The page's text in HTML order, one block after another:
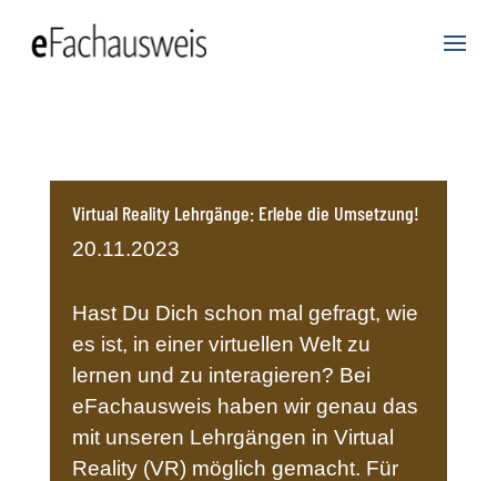
Virtual Reality Lehrgänge: Erlebe die Umsetzung!
20.11.2023
Hast Du Dich schon mal gefragt, wie
es ist, in einer virtuellen Welt zu
lernen und zu interagieren? Bei
eFachausweis haben wir genau das
mit unseren Lehrgängen in Virtual
Reality (VR) möglich gemacht. Für